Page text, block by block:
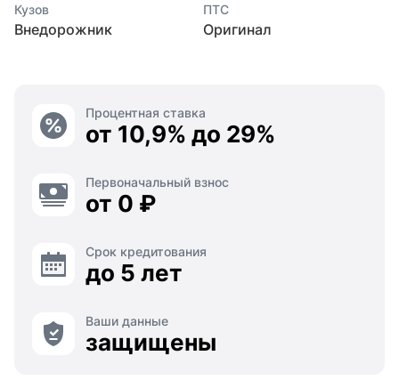
Кузов
Внедорожник
ПТС
Оригинал
Процентная ставка
от 10,9% до 29%
Первоначальный взнос
от 0 ₽
Срок кредитования
до 5 лет
Ваши данные
защищены